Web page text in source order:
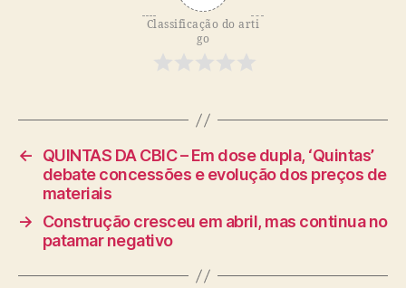
Classificação do arti
go
←
QUINTAS DA CBIC – Em dose dupla, ‘Quintas’
debate concessões e evolução dos preços de
materiais
→
Construção cresceu em abril, mas continua no
patamar negativo